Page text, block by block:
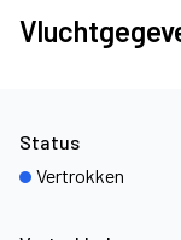
Status
Vertrokken